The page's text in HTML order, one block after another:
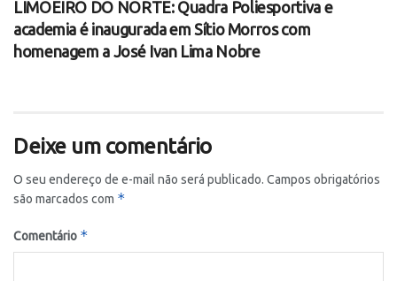
LIMOEIRO DO NORTE: Quadra Poliesportiva e
academia é inaugurada em Sítio Morros com
homenagem a José Ivan Lima Nobre
Deixe um comentário
O seu endereço de e-mail não será publicado. Campos obrigatórios
são marcados com *
Comentário *